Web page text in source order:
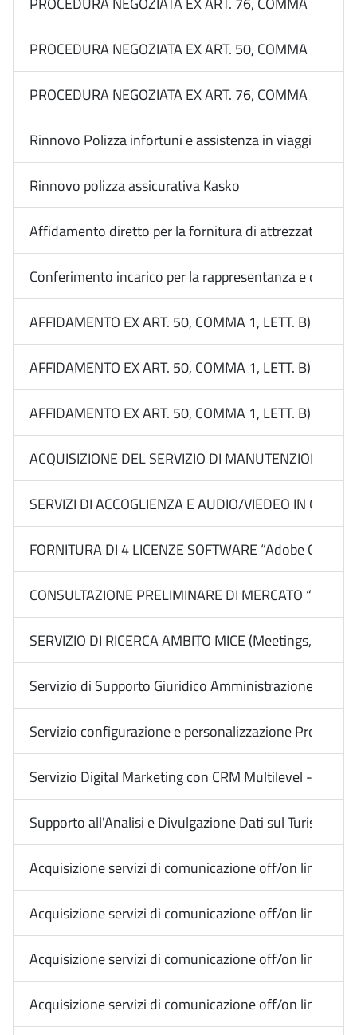
PROCEDURA NEGOZIATA EX ART. 50, COMMA 1,
PROCEDURA NEGOZIATA EX ART. 76, COMMA 2,
Rinnovo Polizza infortuni e assistenza in viaggio dip.
Rinnovo polizza assicurativa Kasko
Affidamento diretto per la fornitura di attrezzature
Conferimento incarico per la rappresentanza e difesa
AFFIDAMENTO EX ART. 50, COMMA 1, LETT. B) DEL
AFFIDAMENTO EX ART. 50, COMMA 1, LETT. B) DEL
AFFIDAMENTO EX ART. 50, COMMA 1, LETT. B) DEL
ACQUISIZIONE DEL SERVIZIO DI MANUTENZIONE E
SERVIZI DI ACCOGLIENZA E AUDIO/VIEDEO IN
FORNITURA DI 4 LICENZE SOFTWARE “Adobe
CONSULTAZIONE PRELIMINARE DI MERCATO
SERVIZIO DI RICERCA AMBITO MICE (Meetings,
Servizio di Supporto Giuridico Amministrazione
Servizio configurazione e personalizzazione
Servizio Digital Marketing con CRM Multilevel -
Supporto all'Analisi e Divulgazione Dati sul Turismo in
Acquisizione servizi di comunicazione off/on line
Acquisizione servizi di comunicazione off/on line
Acquisizione servizi di comunicazione off/on line
Acquisizione servizi di comunicazione off/on line